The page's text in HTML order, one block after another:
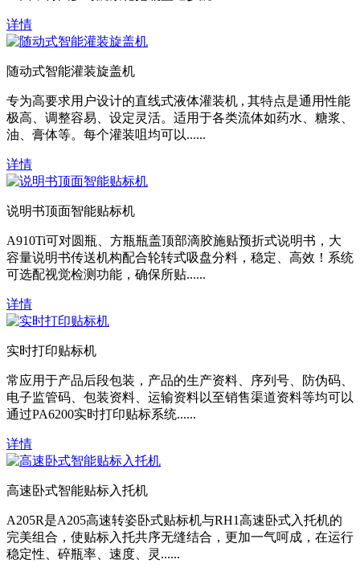
详情
随动式智能灌装旋盖机
专为高要求用户设计的直线式液体灌装机 , 其特点是通用性能
极高、调整容易、设定灵活。适用于各类流体如药水、糖浆、
油、膏体等。每个灌装咀均可以......
详情
说明书顶面智能贴标机
A910Ti可对圆瓶、方瓶瓶盖顶部滴胶施贴预折式说明书，大
容量说明书传送机构配合轮转式吸盘分料，稳定、高效！系统
可选配视觉检测功能，确保所贴......
详情
实时打印贴标机
常应用于产品后段包装，产品的生产资料、序列号、防伪码、
电子监管码、包装资料、运输资料以至销售渠道资料等均可以
通过PA6200实时打印贴标系统......
详情
高速卧式智能贴标入托机
A205R是A205高速转姿卧式贴标机与RH1高速卧式入托机的
完美组合，使贴标入托共序无缝结合，更加一气呵成，在运行
稳定性、碎瓶率、速度、灵......